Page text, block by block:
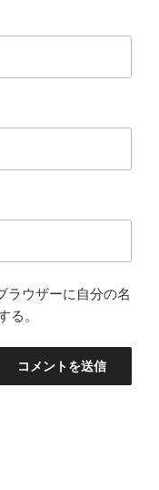
ラウザーに自分の名
る。